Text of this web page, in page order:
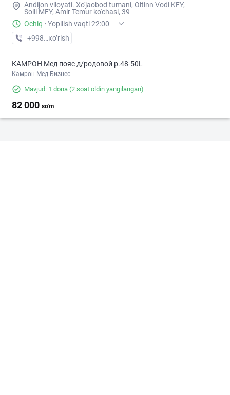
Andijon viloyati. Xo'jaobod tumani, Oltinn Vodi KFY,
Solli MFY, Amir Temur ko'chasi, 39
Ochiq · Yopilish vaqti 22:00
+998 (90) XXX-XX-XX
кo’rish
КАМРОН Мед пояс д/родовой р.48-50L
Камрон Мед Бизнес
Mavjud: 1 dona (2 soat oldin yangilangan)
82 000 so'm